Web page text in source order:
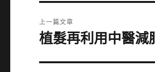
章
上一篇文章
上
篇
植髮再利用中醫減